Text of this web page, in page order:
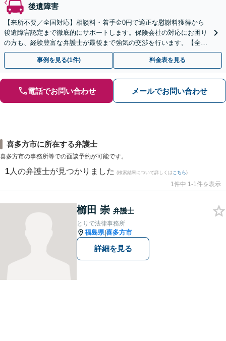
後遺障害
【来所不要／全国対応】相談料・着手金0円で適正な慰謝料獲得から
後遺障害認定まで徹底的にサポートします。保険会社の対応にお困り
の方も、経験豊富な弁護士が最後まで強気の交渉を行います。【全国
13拠点】お気軽にご相談ください。
事例を見る(1件) 料金表を見る
電話でお問い合わせ メールでお問い合わせ
喜多方市に所在する弁護士
喜多方市の事務所等での面談予約が可能です。
1 人の弁護士が見つかりました (検索結果について詳しくは こちら)
1件中 1-1件を表示
櫛田 崇 弁護士
とりで法律事務所
福島県|喜多方市
詳細を見る